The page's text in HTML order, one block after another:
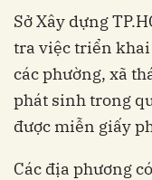
Sở Xây dựng
tra việc triển khai
các phường, xã
phát sinh trong
được miễn giấy
Các địa phương